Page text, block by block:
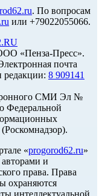
. По вопросам
или +79022055066.
«Пенза-Пресс».
почта
редакции: 8 909141
СМИ Эл №
Федеральной
«progorod62.ru»
и
права. Права
охраняются
интеллектуальной